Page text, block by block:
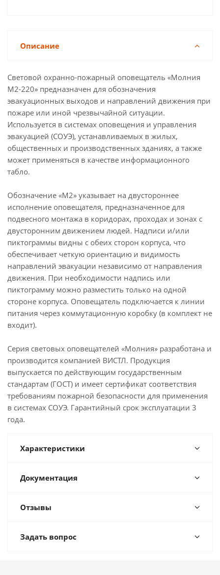
Описание
Световой охранно-пожарный оповещатель «Молния
М2-220» предназначен для обозначения
эвакуационных выходов и направлений движения при
пожаре или иной чрезвычайной ситуации.
Используется в системах оповещения и управления
эвакуацией (СОУЭ), устанавливаемых в жилых,
общественных и производственных зданиях, а также
может применяться в качестве информационного
табло.
Обозначение «М2» указывает на двустороннее
исполнение оповещателя, предназначенное для
подвесного монтажа в коридорах, проходах и зонах с
двусторонним движением людей. Надписи и/или
пиктограммы видны с обеих сторон корпуса, что
обеспечивает четкую ориентацию и видимость
направлений эвакуации независимо от направления
движения. При необходимости надпись или
пиктограмму можно разместить только на одной
стороне корпуса. Оповещатель подключается к линии
питания через коммутационную коробку (в комплект не
входит).
Серия световых оповещателей «Молния» разработана и
производится компанией ВИСТЛ. Продукция
выпускается по действующим государственным
стандартам (ГОСТ) и имеет сертификат соответствия
требованиям пожарной безопасности для применения
в системах СОУЭ. Гарантийный срок эксплуатации 3
года.
Характеристики
Документация
Отзывы
Задать вопрос